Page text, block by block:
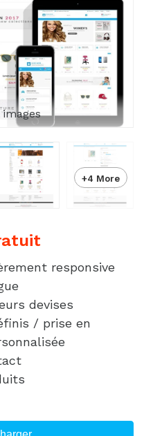
+4 More
responsive
devises
/ prise en